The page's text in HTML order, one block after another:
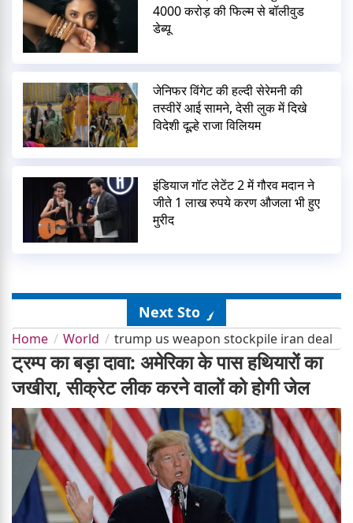
4000 करोड़ की फिल्म से बॉलीवुड
डेब्यू
जेनिफर विंगेट की हल्दी सेरेमनी की
तस्वीरें आई सामने, देसी लुक में दिखे
विदेशी दूल्हे राजा विलियम
इंडियाज गॉट लेटेंट 2 में गौरव मदान ने
जीते 1 लाख रुपये करण औजला भी हुए
मुरीद
Next Story
Home World trump us weapon stockpile iran deal
ट्रम्प का बड़ा दावा: अमेरिका के पास हथियारों का
जखीरा, सीक्रेट लीक करने वालों को होगी जेल